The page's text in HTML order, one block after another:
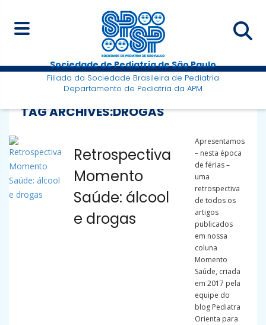
Sociedade de Pediatria de São Paulo
Filiada da Sociedade Brasileira de Pediatria
Departamento de Pediatria da APM
TAG ARCHIVES:DROGAS
Retrospectiva
Momento
Saúde: álcool
e drogas
Apresentamos
– nesta época
de férias –
uma
retrospectiva
de todos os
artigos
publicados
em nossa
coluna
Momento
Saúde, criada
em 2017 pela
equipe do
blog Pediatra
Orienta para